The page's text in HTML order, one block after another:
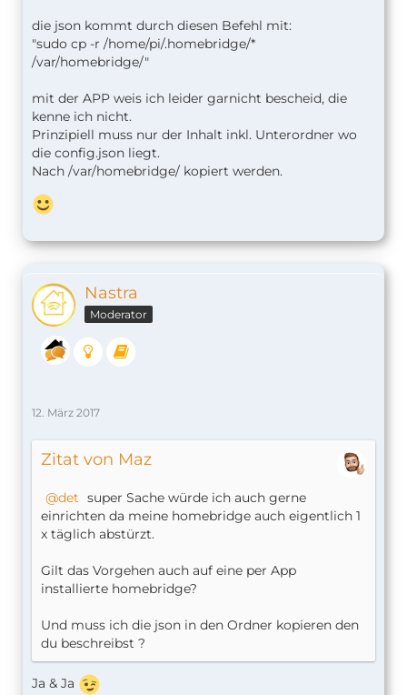
Code
WantedBy=multi-user.target
folgende Zeilen jeweils mit Enter bestätigen
(Zeile für Zeile einzeln abarbeiten)
Code
sudo systemctl enable homebridge
jetzt kann man mit:
"sudo systemctl start homebridge" starten
"sudo systemctl stop homebridge"
"sudo systemctl sttus homebridge " den altuellen
status ansehen
beobachten
WICHTIG!!
"sudo nano /var/homebridge.json"
die json kommt durch diesen Befehl mit:
"sudo cp -r /home/pi/.homebridge/*
/var/homebridge/"
mit der APP weis ich leider garnicht bescheid, die
kenne ich nicht.
Prinzipiell muss nur der Inhalt inkl. Unterordner wo
die config.json liegt.
Nach /var/homebridge/ kopiert werden.
Nastra
Moderator
12. März 2017
Zitat von Maz
det super Sache würde ich auch gerne
einrichten da meine homebridge auch eigentlich 1
x täglich abstürzt.
Gilt das Vorgehen auch auf eine per App
installierte homebridge?
Und muss ich die json in den Ordner kopieren den
du beschreibst ?
Ja & Ja